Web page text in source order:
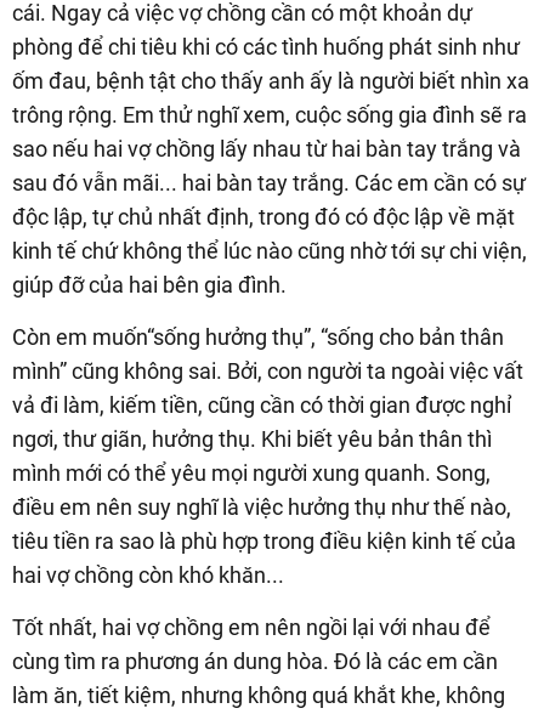
cái. Ngay cả việc vợ chồng cần có một khoản dự
phòng để chi tiêu khi có các tình huống phát sinh như
ốm đau, bệnh tật cho thấy anh ấy là người biết nhìn xa
trông rộng. Em thử nghĩ xem, cuộc sống gia đình sẽ ra
sao nếu hai vợ chồng lấy nhau từ hai bàn tay trắng và
sau đó vẫn mãi... hai bàn tay trắng. Các em cần có sự
độc lập, tự chủ nhất định, trong đó có độc lập về mặt
kinh tế chứ không thể lúc nào cũng nhờ tới sự chi viện,
giúp đỡ của hai bên gia đình.
Còn em muốn“sống hưởng thụ”, “sống cho bản thân
mình” cũng không sai. Bởi, con người ta ngoài việc vất
vả đi làm, kiếm tiền, cũng cần có thời gian được nghỉ
ngơi, thư giãn, hưởng thụ. Khi biết yêu bản thân thì
mình mới có thể yêu mọi người xung quanh. Song,
điều em nên suy nghĩ là việc hưởng thụ như thế nào,
tiêu tiền ra sao là phù hợp trong điều kiện kinh tế của
hai vợ chồng còn khó khăn...
Tốt nhất, hai vợ chồng em nên ngồi lại với nhau để
cùng tìm ra phương án dung hòa. Đó là các em cần
làm ăn, tiết kiệm, nhưng không quá khắt khe, không